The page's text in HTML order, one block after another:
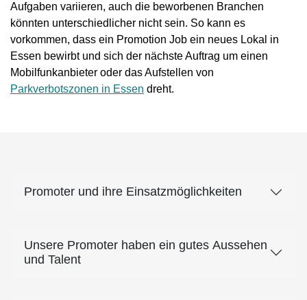
Aufgaben variieren, auch die beworbenen Branchen
könnten unterschiedlicher nicht sein. So kann es
vorkommen, dass ein Promotion Job ein neues Lokal in
Essen bewirbt und sich der nächste Auftrag um einen
Mobilfunkanbieter oder das Aufstellen von
Parkverbotszonen in Essen dreht.
Promoter und ihre Einsatzmöglichkeiten
Unsere Promoter haben ein gutes Aussehen
und Talent